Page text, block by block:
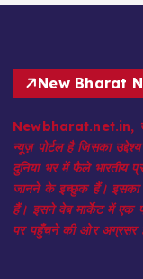
New Bharat
Newbharat.net.in, जो
न्यूज़ पोर्टल है जिसका
दुनिया भर में फैले भारतीय
जानने के इच्छुक हैं। इसका
हैं। इसने वेब मार्केट में एक
पर पहुँचने की ओर अग्रसर